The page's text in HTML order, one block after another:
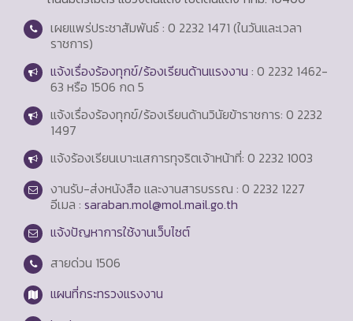
เผยแพร่ประชาสัมพันธ์ : 0 2232 1471 (ในวันและเวลา
ราชการ)
แจ้งเรื่องร้องทุกข์/ร้องเรียนด้านแรงงาน : 0 2232 1462-
63 หรือ 1506 กด 5
แจ้งเรื่องร้องทุกข์/ร้องเรียนด้านวินัยข้าราชการ: 0 2232
1497
แจ้งร้องเรียนเบาะแสการทุจริตเจ้าหน้าที่: 0 2232 1003
งานรับ-ส่งหนังสือ และงานสารบรรณ : 0 2232 1227
อีเมล : saraban.mol@mol.mail.go.th
แจ้งปัญหาการใช้งานเว็บไซต์
สายด่วน 1506
แผนที่กระทรวงแรงงาน